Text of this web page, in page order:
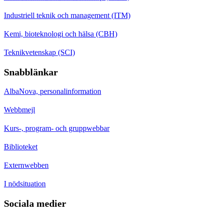
Industriell teknik och management (ITM)
Kemi, bioteknologi och hälsa (CBH)
Teknikvetenskap (SCI)
Snabblänkar
AlbaNova, personalinformation
Webbmejl
Kurs-, program- och gruppwebbar
Biblioteket
Externwebben
I nödsituation
Sociala medier